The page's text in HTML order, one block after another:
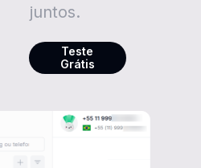
juntos.
Teste
Grátis